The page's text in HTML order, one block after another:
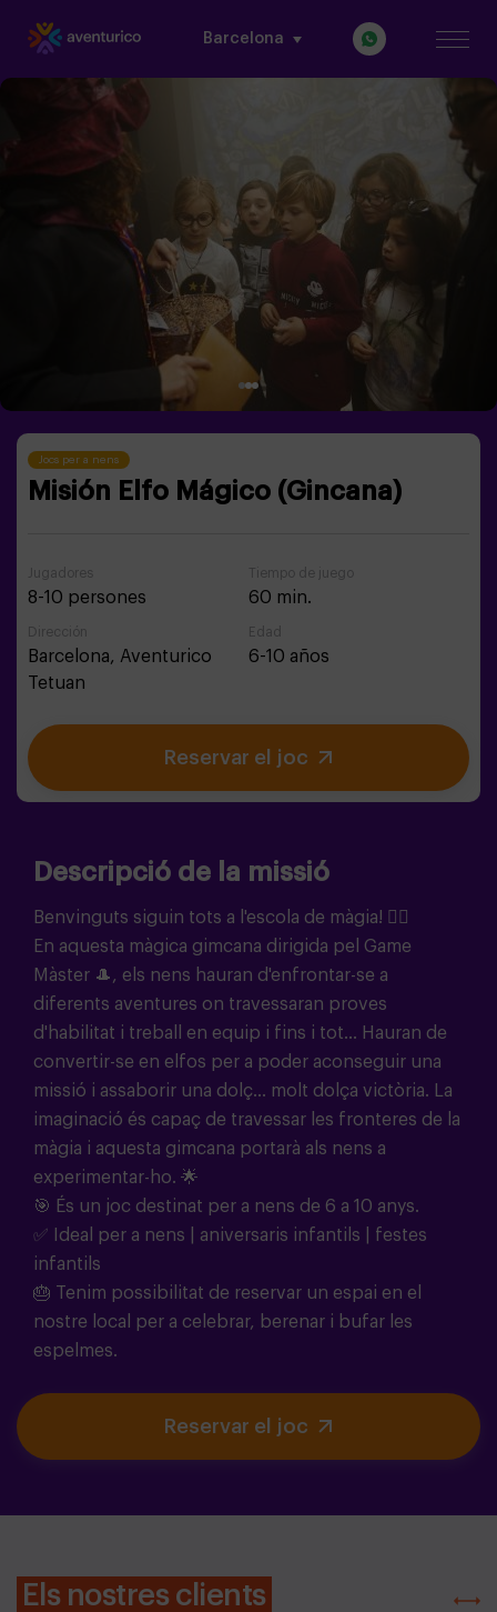
Barcelona
Jocs per a nens
Misión Elfo Mágico (Gincana)
Jugadores
8-10 persones
Tiempo de juego
60 min.
Dirección
Barcelona, Aventurico
Tetuan
Edad
6-10 años
Reservar el joc
Descripció de la missió
Benvinguts siguin tots a l'escola de màgia! 🧙‍♀️
En aquesta màgica gimcana dirigida pel Game
Màster 🎩 , els nens hauran d'enfrontar-se a
diferents aventures on travessaran proves
d'habilitat i treball en equip i fins i tot... Hauran de
convertir-se en elfos per a poder aconseguir una
missió i assaborir una dolç... molt dolça victòria. La
imaginació és capaç de travessar les fronteres de la
màgia i aquesta gimcana portarà als nens a
experimentar-ho. 🌟
🎯 És un joc destinat per a nens de 6 a 10 anys.
✅ Ideal per a nens | aniversaris infantils | festes
infantils
🎂 Tenim possibilitat de reservar un espai en el
nostre local per a celebrar, berenar i bufar les
espelmes.
Reservar el joc
Els nostres clients